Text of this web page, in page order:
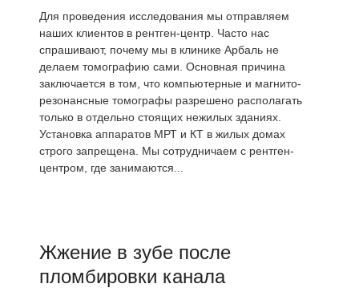
Для проведения исследования мы отправляем
наших клиентов в рентген-центр. Часто нас
спрашивают, почему мы в клинике Арбаль не
делаем томографию сами. Основная причина
заключается в том, что компьютерные и магнито-
резонансные томографы разрешено располагать
только в отдельно стоящих нежилых зданиях.
Установка аппаратов МРТ и КТ в жилых домах
строго запрещена. Мы сотрудничаем с рентген-
центром, где занимаются...
Жжение в зубе после
пломбировки канала